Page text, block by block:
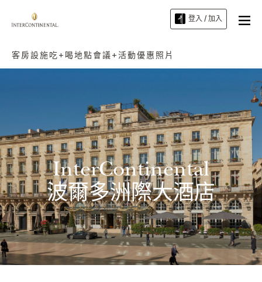
登入 / 加入
客房設施吃+喝地點會議+活動優惠 照片
InterContinental
波爾多洲際大酒店